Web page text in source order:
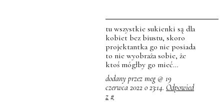
tu wszystkie sukienki są dla
kobiet bez biustu, skoro
projektantka go nie posiada
to nie wyobraża sobie, że
ktoś mógłby go mieć…
dodany przez meg @ 19
czerwca 2022 o 23:14. Odpowied
z #